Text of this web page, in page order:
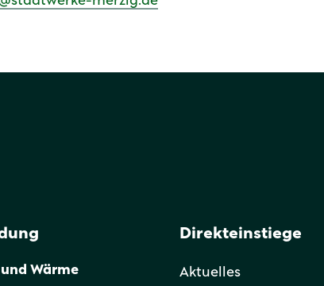
Wärme
Direkteinstiege
Aktuelles